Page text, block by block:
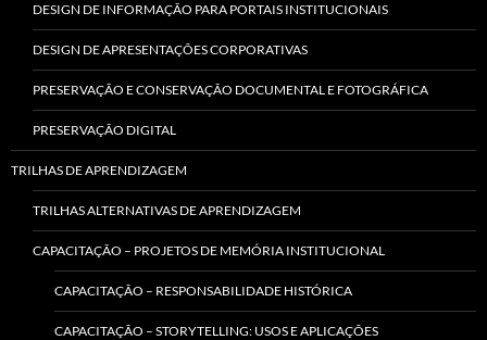
DESIGN DE INFORMAÇÃO PARA PORTAIS INSTITUCIONAIS
DESIGN DE APRESENTAÇÕES CORPORATIVAS
PRESERVAÇÃO E CONSERVAÇÃO DOCUMENTAL E FOTOGRÁFICA
PRESERVAÇÃO DIGITAL
TRILHAS DE APRENDIZAGEM
TRILHAS ALTERNATIVAS DE APRENDIZAGEM
CAPACITAÇÃO – PROJETOS DE MEMÓRIA INSTITUCIONAL
CAPACITAÇÃO – RESPONSABILIDADE HISTÓRICA
CAPACITAÇÃO – STORYTELLING: USOS E APLICAÇÕES